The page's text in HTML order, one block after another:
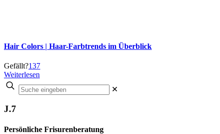
Hair Colors | Haar-Farbtrends im Überblick
Gefällt?137
Weiterlesen
✕
J.7
Persönliche Frisurenberatung